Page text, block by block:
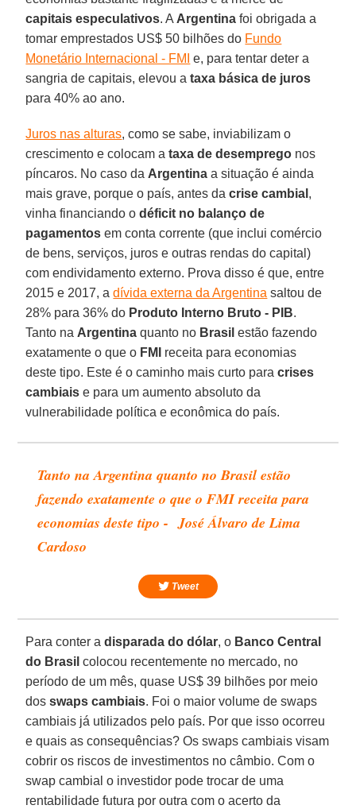
capitais especulativos. A Argentina foi obrigada a
tomar emprestados US$ 50 bilhões do Fundo
Monetário Internacional - FMI e, para tentar deter a
sangria de capitais, elevou ataxa básica de juros
para 40% ao ano.
Juros nas alturas, como se sabe, inviabilizam o
crescimento e colocam ataxa de desemprego nos
píncaros. No caso da Argentina a situação é ainda
mais grave, porque o país, antes da crise cambial ,
vinha financiando odéficit no balanço de
pagamentos em conta corrente (que inclui comércio
de bens, serviços, juros e outras rendas do capital)
com endividamento externo. Prova disso é que, entre
2015 e 2017, adívida externa da Argentina saltou de
28% para 36% do Produto Interno Bruto - PIB.
Tanto na Argentina quanto no Brasil estão fazendo
exatamente o que o FMI
receita para economias
deste tipo. Este é o caminho mais curto paracrises
cambiais e para um aumento absoluto da
vulnerabilidade política e econômica do país.
Tanto na Argentina quanto no Brasil estão
fazendo exatamente o que o FMI receita para
economias deste tipo - José Álvaro de Lima
Cardoso
Tweet
Para conter adisparada do dólar, o Banco Central
do Brasil colocou recentemente no mercado, no
período de um mês, quase US$ 39 bilhões por meio
dos swaps cambiais. Foi o maior volume de swaps
cambiais já utilizados pelo país. Por que isso ocorreu
e quais as consequências? Os swaps cambiais visam
cobrir os riscos de investimentos no câmbio. Com o
swap cambial o investidor pode trocar de uma
rentabilidade futura por outra com o acerto da